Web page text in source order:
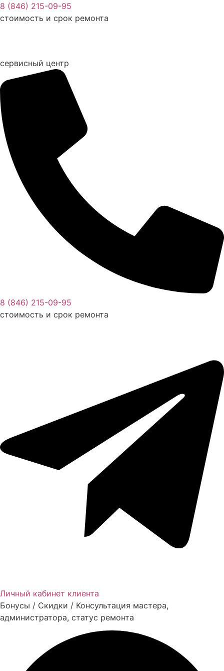
Перейти
к
8 (846) 215-09-95
стоимость и срок ремонта
сервисный центр
8 (846) 215-09-95
стоимость и срок ремонта
Личный кабинет клиента
Бонусы / Скидки / Консультация мастера,
администратора, статус ремонта